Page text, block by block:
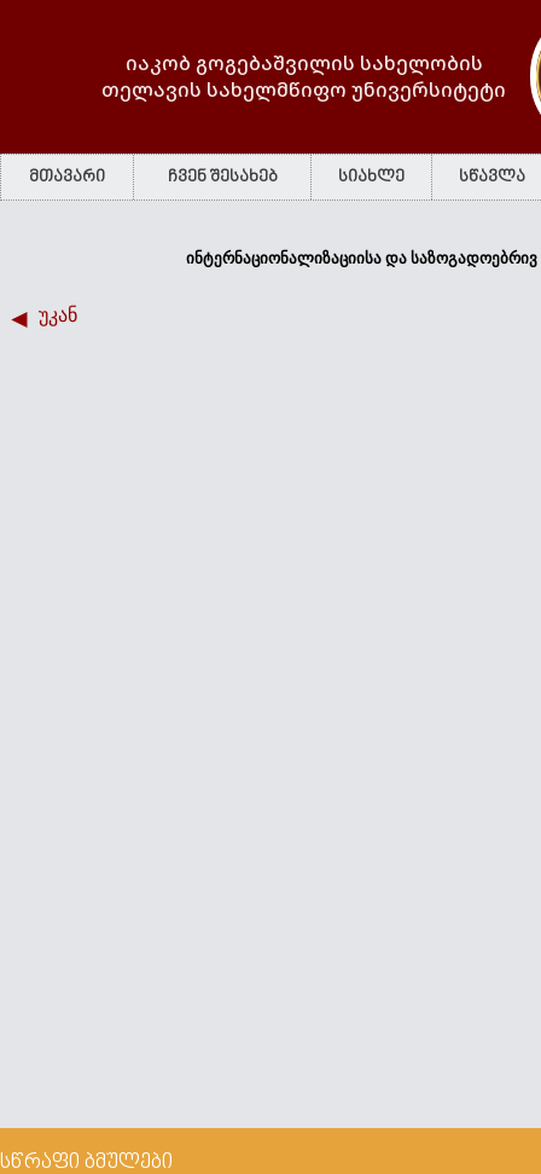
იაკობ გოგებაშვილის სახელობის
თელავის სახელმწიფო უნივერსიტეტი
მთავარი ჩვენ შესახებ სიახლე სწავლა
ინტერნაციონალიზაციისა და საზოგადოებრივ
უკან
სწრაფი ბმულები